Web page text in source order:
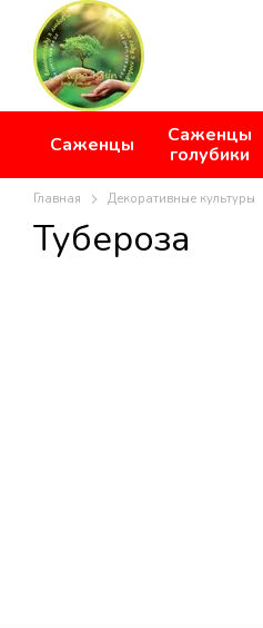
Перейти к основному контенту
Саженцы
Саженцы
голубики
Главная Декоративные культуры
Тубероза